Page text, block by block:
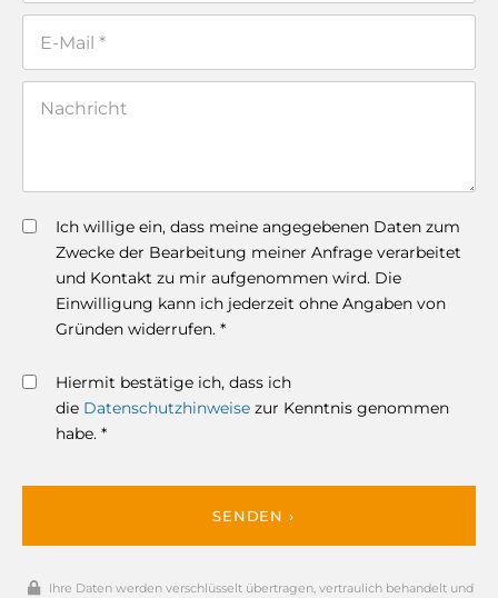
Ich willige ein, dass meine angegebenen Daten zum
Zwecke der Bearbeitung meiner Anfrage verarbeitet
und Kontakt zu mir aufgenommen wird. Die
Einwilligung kann ich jederzeit ohne Angaben von
Gründen widerrufen. *
Hiermit bestätige ich, dass ich
die Datenschutzhinweise zur Kenntnis genommen
habe. *
SENDEN ›
Ihre Daten werden verschlüsselt übertragen, vertraulich behandelt und